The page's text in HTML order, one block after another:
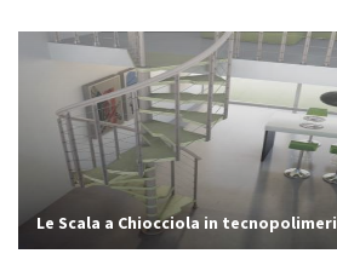
Le Scala a Chiocciola in